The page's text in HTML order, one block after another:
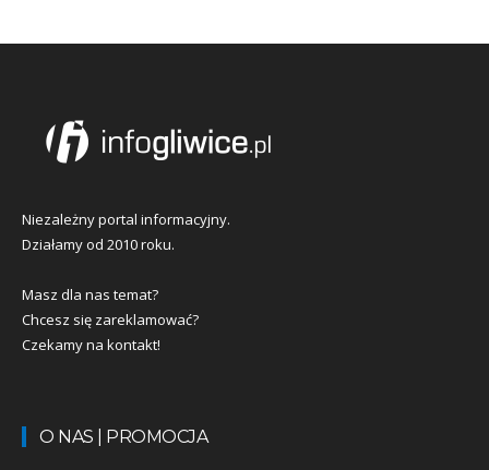
Niezależny portal informacyjny.
Działamy od 2010 roku.
Masz dla nas temat?
Chcesz się zareklamować?
Czekamy na kontakt!
O NAS | PROMOCJA